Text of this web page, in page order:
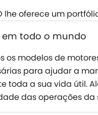
oferece um
em todo o mundo
modelos de
para ajudar a
a sua vida útil.
das operações da